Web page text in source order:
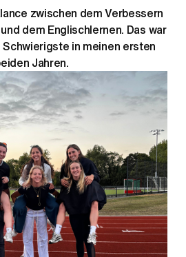
zwischen dem Verbessern
dem Englischlernen. Das war
in meinen ersten
Jahren.